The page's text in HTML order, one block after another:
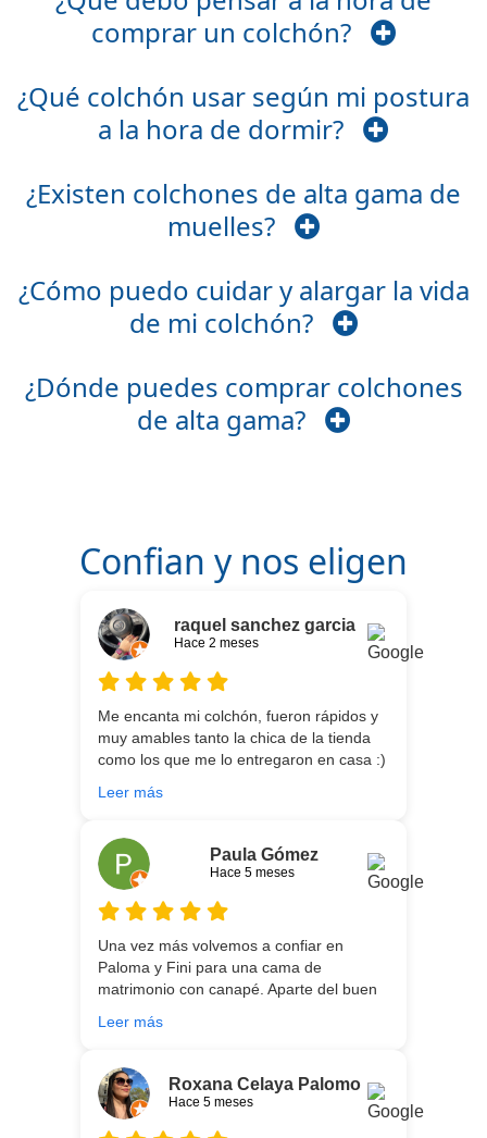
comprar un colchón?
¿Qué colchón usar según mi postura
a la hora de dormir?
¿Existen colchones de alta gama de
muelles?
¿Cómo puedo cuidar y alargar la vida
de mi colchón?
¿Dónde puedes comprar colchones
de alta gama?
Confian y nos eligen
raquel sanchez garcia
Hace 2 meses
Me encanta mi colchón, fueron rápidos y
muy amables tanto la chica de la tienda
como los que me lo entregaron en casa :)
meses después:) son todos un encanto y
canapé, una entrega rapidísima y fácil
comunicación con los repartidores que lo
traen y montan :) encantada
Leer más
Paula Gómez
Hace 5 meses
Una vez más volvemos a confiar en
Paloma y Fini para una cama de
matrimonio con canapé. Aparte del buen
personalizando totalmente las
agradables y tan cercanas que la
experiencia es fantástica. Puntualizar
también que los chicos que nos trajeron y
Leer más
Roxana Celaya Palomo
Hace 5 meses